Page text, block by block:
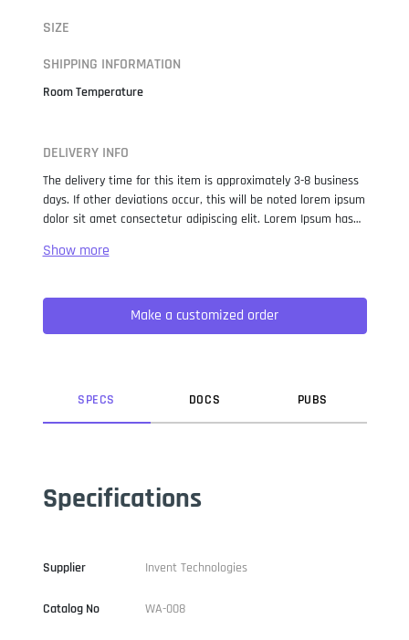
SIZE
SHIPPING INFORMATION
Room Temperature
DELIVERY INFO
The delivery time for this item is approximately 3-8 business
days. If other deviations occur, this will be noted lorem ipsum
dolor sit amet consectetur adipiscing elit. Lorem Ipsum has
when an unknown printer took a galley of type and
not only five centuries, but also the leap into electronic
typesetting, remaining essentially unchanged. It was
popularised in the 1960s with the release of Letraset sheets
Make a customized order
SPECS DOCS PUBS
Specifications
Supplier Invent Technologies
Catalog No WA-008